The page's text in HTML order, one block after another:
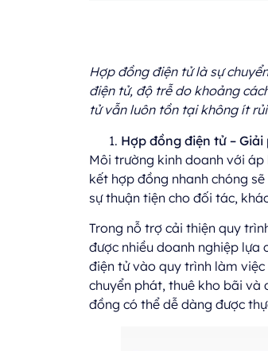
Hợp đồng điện tử là sự
điện tử, độ trễ do khoảng
tử vẫn luôn tồn tại không ít
Hợp đồng điện tử –
Môi trường kinh doanh với áp
kết hợp đồng nhanh chóng
sự thuận tiện cho đối tác,
Trong nỗ trợ cải thiện quy
được nhiều doanh nghiệp lựa
điện tử vào quy trình làm
chuyển phát, thuê kho bãi
đồng có thể dễ dàng được